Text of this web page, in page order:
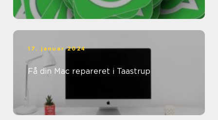
17. januar 2024
Få din Mac repareret i Taastrup